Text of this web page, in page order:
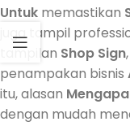
Untuk memastikan
juga tampil
tampilan Shop Sign
penampakan bisnis
itu, alasan Mengapa
dengan mudah